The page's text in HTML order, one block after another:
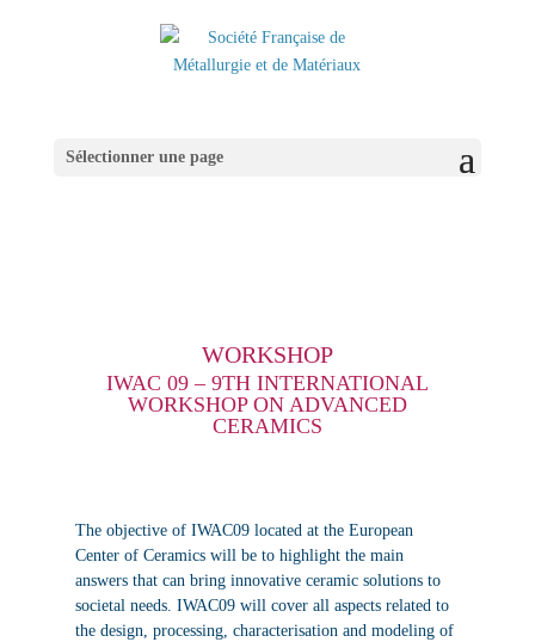
Sélectionner une page
WORKSHOP
IWAC 09 – 9TH INTERNATIONAL
WORKSHOP ON ADVANCED
CERAMICS
The objective of IWAC09 located at the European
Center of Ceramics will be to highlight the main
answers that can bring innovative ceramic solutions to
societal needs. IWAC09 will cover all aspects related to
the design, processing, characterisation and modeling of